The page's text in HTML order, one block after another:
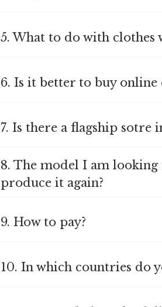
5. What to do with clothes
6. Is it better to buy online
7. Is there a flagship sotre
8. The model I am
produce it again?
9. How to pay?
10. In which countries do